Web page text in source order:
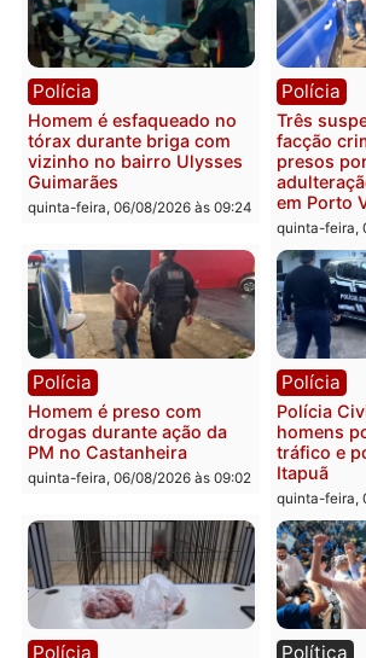
Polícia
Policiais militares
recuperam moto furtada e
Leste
quinta-feira, 06/08/2026 às 09:28
na
é
em RO
Polícia
Homem é esfaqueado no
vizinho no bairro Ulysses
Guimarães
quinta-feira, 06/08/2026 às 09:24
Três
em
quinta-